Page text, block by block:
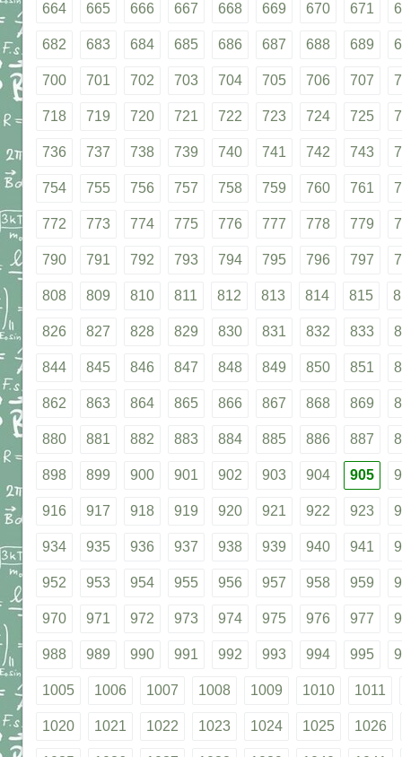
664 665 666 667 668 669 670 671
682 683 684 685 686 687 688 689
700 701 702 703 704 705 706 707
718 719 720 721 722 723 724 725
736 737 738 739 740 741 742 743
754 755 756 757 758 759 760 761
772 773 774 775 776 777 778 779
790 791 792 793 794 795 796 797
808 809 810 811 812 813 814 815
826 827 828 829 830 831 832 833
844 845 846 847 848 849 850 851
862 863 864 865 866 867 868 869
880 881 882 883 884 885 886 887
898 899 900 901 902 903 904 905
916 917 918 919 920 921 922 923
934 935 936 937 938 939 940 941
952 953 954 955 956 957 958 959
970 971 972 973 974 975 976 977
988 989 990 991 992 993 994 995
1005 1006 1007 1008 1009 1010 1011
1020 1021 1022 1023 1024 1025 1026